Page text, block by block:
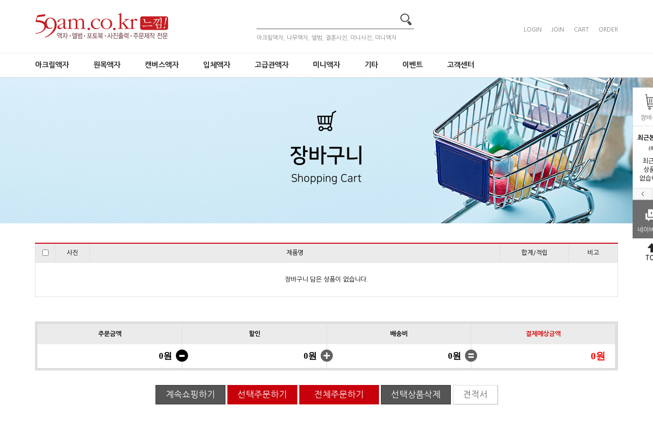
장
최근
최
상
없습
<
네이
아크릴액자, 나무액자, 앨범, 결혼사진, 미니사진, 미니액자
LOGIN JOIN CART ORDER
아크릴액자 원목액자 캔버스액자 입체액자 고급관액자 미니액자 기타 이벤트 고객센터
HOME > 장바구니
장바구니
Shopping Cart
사진 제품명 합계/적립 비고
장바구니 담은 상품이 없습니다.
주문금액 할인 배송비 결제예상금액
0원 0원 0원 0원
계속쇼핑하기 선택주문하기 전체주문하기 선택상품삭제 견적서